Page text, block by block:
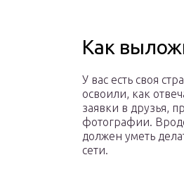
Как
У вас есть своя
освоили, как
заявки в друзья,
фотографии.
должен уметь
сети.